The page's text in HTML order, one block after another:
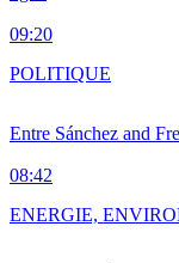
09:20
Entre Sánchez and
08:42
POLITIQUE
ENERGIE,